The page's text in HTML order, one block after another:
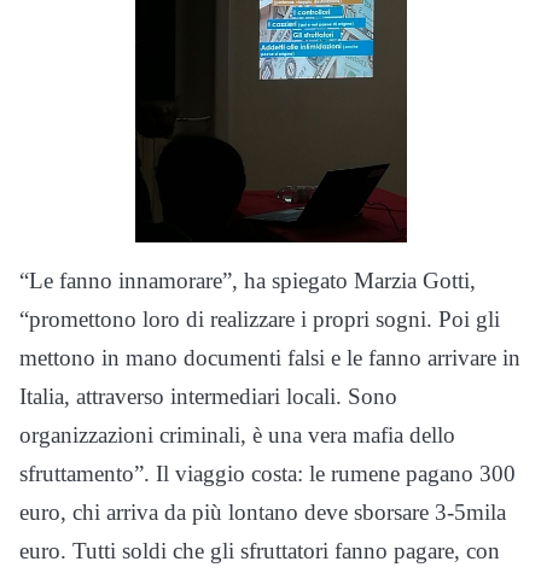
“Le fanno innamorare”, ha spiegato Marzia Gotti,
“promettono loro di realizzare i propri sogni. Poi gli
mettono in mano documenti falsi e le fanno arrivare in
Italia, attraverso intermediari locali. Sono
organizzazioni criminali, è una vera mafia dello
sfruttamento”. Il viaggio costa: le rumene pagano 300
euro, chi arriva da più lontano deve sborsare 3-5mila
euro. Tutti soldi che gli sfruttatori fanno pagare, con